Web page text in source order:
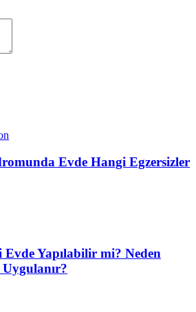
Evde Hangi Egzersizler
Yapılabilir mi? Neden
Uygulanır?